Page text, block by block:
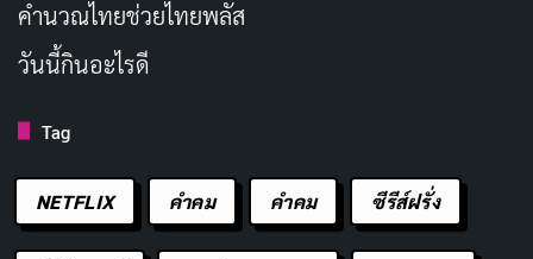
คํานวณไทยช่วยไทยพลัส
วันนี้กินอะไรดี
Tag
NETFLIX คำคม คําคม ซีรีส์ฝรั่ง